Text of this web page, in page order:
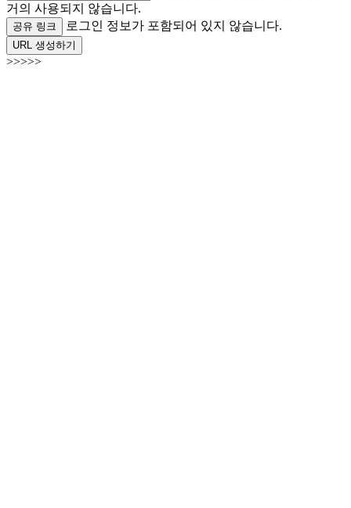
거의 사용되지 않습니다.
공유 링크 로그인 정보가 포함되어 있지 않습니다.
URL 생성하기
>>>>>